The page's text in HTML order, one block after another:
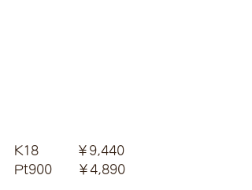
K18　　　￥9,440
Pt900　　￥4,890